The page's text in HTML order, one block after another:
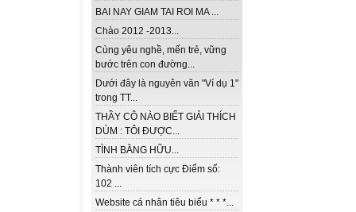
BAI NAY GIAM TAI ROI MA ...
Chào 2012 -2013...
Cùng yêu nghề, mến trẻ, vững
bước trên con đường...
Dưới đây là nguyên văn "Ví dụ 1"
trong TT...
THẦY CÔ NÀO BIẾT GIẢI THÍCH
DÙM : TÔI ĐƯỢC...
TÌNH BẰNG HỮU...
Thành viên tích cực Điểm số:
102 ...
Website cá nhân tiêu biểu * * *...